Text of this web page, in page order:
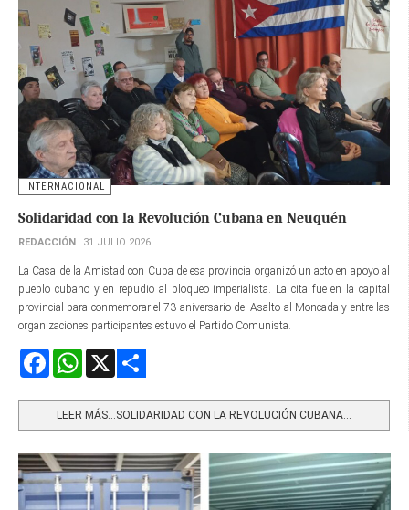
INTERNACIONAL
Solidaridad con la Revolución Cubana en Neuquén
REDACCIÓN 31 JULIO 2026
La Casa de la Amistad con Cuba de esa provincia organizó un acto en apoyo al
pueblo cubano y en repudio al bloqueo imperialista. La cita fue en la capital
provincial para conmemorar el 73 aniversario del Asalto al Moncada y entre las
organizaciones participantes estuvo el Partido Comunista.
FacebookWhatsApp
LEER MÁS…SOLIDARIDAD CON LA REVOLUCIÓN CUBANA...